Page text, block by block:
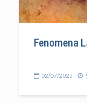
Fenomena
02/07/2025